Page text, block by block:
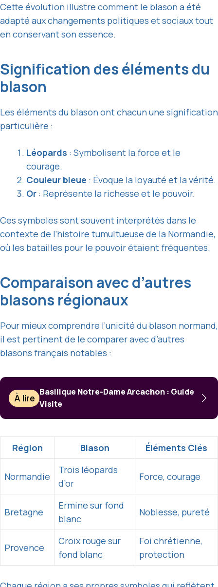
Cette évolution illustre comment le blason a été
adapté aux changements politiques et sociaux tout
en conservant son essence.
Signification des éléments du
blason
Les éléments du blason ont chacun une signification
particulière :
Léopards : Symbolisent la force et le
courage.
Couleur bleue : Évoque la loyauté et la vérité.
Or : Représente la richesse et le pouvoir.
Ces symboles sont souvent interprétés dans le
contexte de l’histoire tumultueuse de la Normandie,
où les batailles pour le pouvoir étaient fréquentes.
Comparaison avec d’autres
blasons régionaux
Pour mieux comprendre l’unicité du blason normand,
il est pertinent de le comparer avec d’autres
blasons français notables :
À lire
Basilique Notre-Dame Arcachon : Guide
Visite
Région Blason Éléments Clés
Normandie
Trois léopards
d’or
Force, courage
Bretagne
Ermine sur fond
blanc
Noblesse, pureté
Provence
Croix rouge sur
fond blanc
Foi chrétienne,
protection